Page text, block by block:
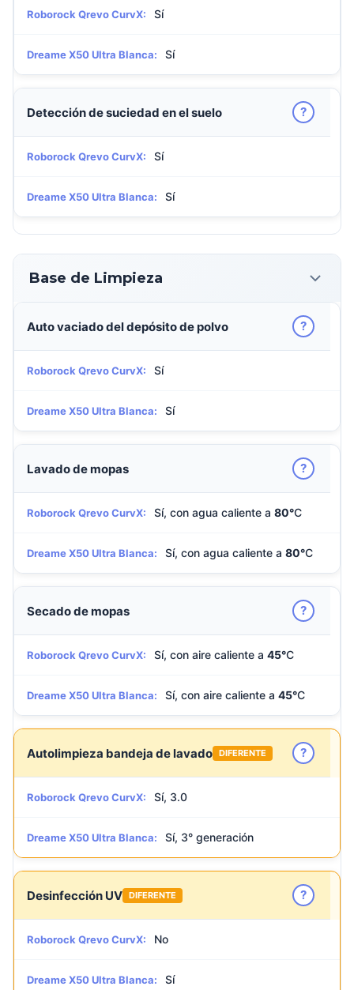
Roborock Qrevo CurvX: Sí
Dreame X50 Ultra Blanca: Sí
Detección de suciedad en el suelo ?
Roborock Qrevo CurvX: Sí
Dreame X50 Ultra Blanca: Sí
Base de Limpieza
Auto vaciado del depósito de polvo ?
Roborock Qrevo CurvX: Sí
Dreame X50 Ultra Blanca: Sí
Lavado de mopas ?
Roborock Qrevo CurvX: Sí, con agua caliente a 80°C
Dreame X50 Ultra Blanca: Sí, con agua caliente a 80°C
Secado de mopas ?
Roborock Qrevo CurvX: Sí, con aire caliente a 45°C
Dreame X50 Ultra Blanca: Sí, con aire caliente a 45°C
Autolimpieza bandeja de lavado DIFERENTE ?
Roborock Qrevo CurvX: Sí, 3.0
Dreame X50 Ultra Blanca: Sí, 3° generación
Desinfección UV DIFERENTE ?
Roborock Qrevo CurvX: No
Dreame X50 Ultra Blanca: Sí